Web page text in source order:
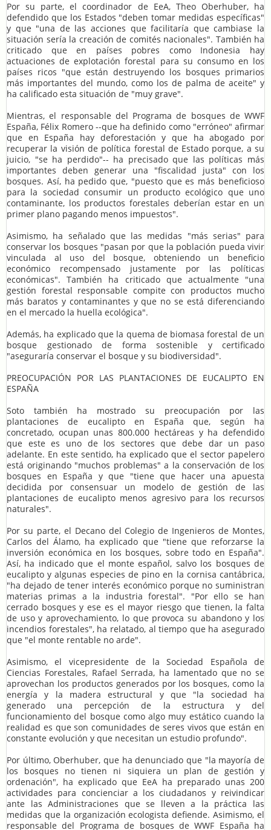
Por su parte, el coordinador de EeA, Theo Oberhuber, ha
defendido que los Estados "deben tomar medidas específicas"
y que "una de las acciones que facilitaría que cambiase la
situación sería la creación de comités nacionales". También ha
criticado que en países pobres como Indonesia hay
actuaciones de explotación forestal para su consumo en los
países ricos "que están destruyendo los bosques primarios
más importantes del mundo, como los de palma de aceite" y
ha calificado esta situación de "muy grave".
Mientras, el responsable del Programa de bosques de WWF
España, Félix Romero --que ha definido como "erróneo" afirmar
que en España hay deforestación y que ha abogado por
recuperar la visión de política forestal de Estado porque, a su
juicio, "se ha perdido"-- ha precisado que las políticas más
importantes deben generar una "fiscalidad justa" con los
bosques. Así, ha pedido que, "puesto que es más beneficioso
para la sociedad consumir un producto ecológico que uno
contaminante, los productos forestales deberían estar en un
primer plano pagando menos impuestos".
Asimismo, ha señalado que las medidas "más serias" para
conservar los bosques "pasan por que la población pueda vivir
vinculada al uso del bosque, obteniendo un beneficio
económico recompensado justamente por las políticas
económicas". También ha criticado que actualmente "una
gestión forestal responsable compite con productos mucho
más baratos y contaminantes y que no se está diferenciando
en el mercado la huella ecológica".
Además, ha explicado que la quema de biomasa forestal de un
bosque gestionado de forma sostenible y certificado
"aseguraría conservar el bosque y su biodiversidad".
PREOCUPACIÓN POR LAS PLANTACIONES DE EUCALIPTO EN
ESPAÑA
Soto también ha mostrado su preocupación por las
plantaciones de eucalipto en España que, según ha
concretado, ocupan unas 800.000 hectáreas y ha defendido
que este es uno de los sectores que debe dar un paso
adelante. En este sentido, ha explicado que el sector papelero
está originando "muchos problemas" a la conservación de los
bosques en España y que "tiene que hacer una apuesta
decidida por consensuar un modelo de gestión de las
plantaciones de eucalipto menos agresivo para los recursos
naturales".
Por su parte, el Decano del Colegio de Ingenieros de Montes,
Carlos del Álamo, ha explicado que "tiene que reforzarse la
inversión económica en los bosques, sobre todo en España".
Así, ha indicado que el monte español, salvo los bosques de
eucalipto y algunas especies de pino en la cornisa cantábrica,
"ha dejado de tener interés económico porque no suministran
materias primas a la industria forestal". "Por ello se han
cerrado bosques y ese es el mayor riesgo que tienen, la falta
de uso y aprovechamiento, lo que provoca su abandono y los
incendios forestales", ha relatado, al tiempo que ha asegurado
que "el monte rentable no arde".
Asimismo, el vicepresidente de la Sociedad Española de
Ciencias Forestales, Rafael Serrada, ha lamentado que no se
aprovechan los productos generados por los bosques, como la
energía y la madera estructural y que "la sociedad ha
generado una percepción de la estructura y del
funcionamiento del bosque como algo muy estático cuando la
realidad es que son comunidades de seres vivos que están en
constante evolución y que necesitan un estudio profundo".
Por último, Oberhuber, que ha denunciado que "la mayoría de
los bosques no tienen ni siquiera un plan de gestión y
ordenación", ha explicado que EeA ha preparado unas 200
actividades para concienciar a los ciudadanos y reivindicar
ante las Administraciones que se lleven a la práctica las
medidas que la organización ecologista defiende. Asimismo, el
responsable del Programa de bosques de WWF España ha